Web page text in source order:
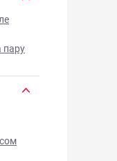
пару